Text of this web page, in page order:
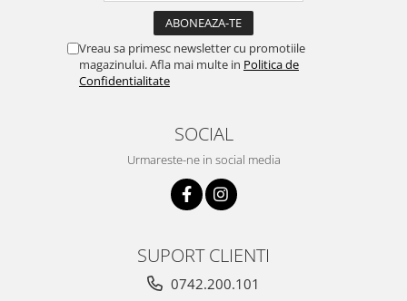
Vreau sa primesc newsletter cu promotiile
magazinului. Afla mai multe in Politica de
Confidentialitate
SOCIAL
Urmareste-ne in social media
SUPORT CLIENTI
0742.200.101